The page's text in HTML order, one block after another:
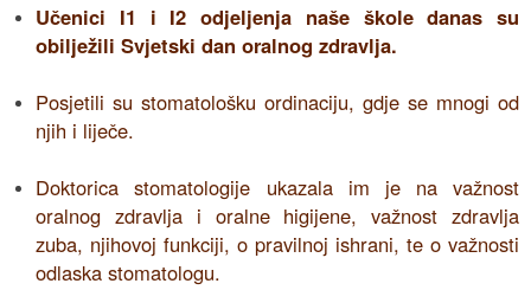
Učenici I1 i I2 odjeljenja naše škole danas su
obilježili Svjetski dan oralnog zdravlja.
Posjetili su stomatološku ordinaciju, gdje se mnogi od
njih i liječe.
Doktorica stomatologije ukazala im je na važnost
oralnog zdravlja i oralne higijene, važnost zdravlja
zuba, njihovoj funkciji, o pravilnoj ishrani, te o važnosti
odlaska stomatologu.